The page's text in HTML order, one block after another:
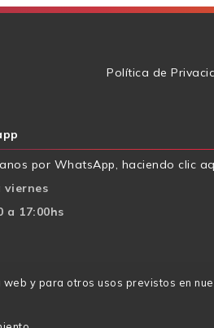
y para otros usos previstos en
Política de
por WhatsApp, haciendo clic
viernes
a 17:00hs